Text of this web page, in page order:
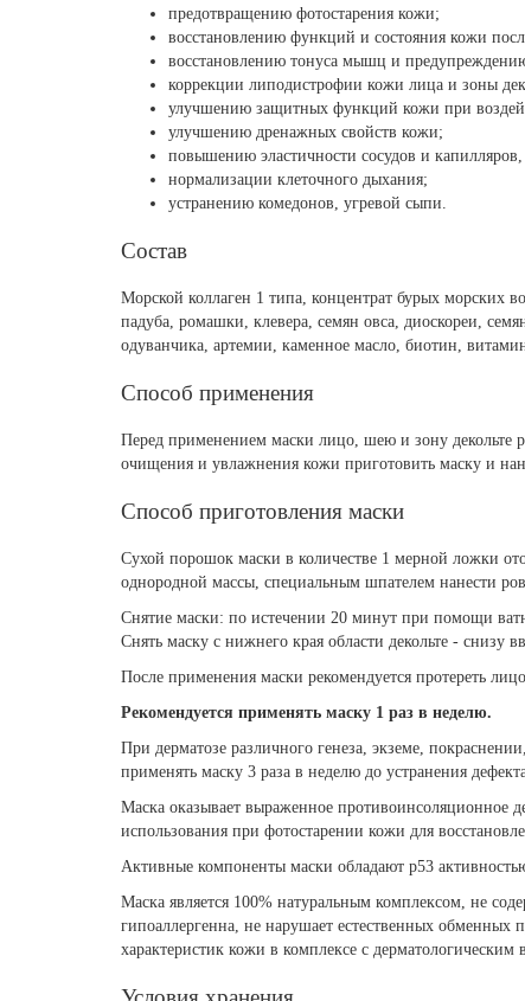
предотвращению фотостарения кожи;
восстановлению функций и состояния кожи
восстановлению тонуса мышц и
коррекции липодистрофии кожи лица и зоны
улучшению защитных функций кожи при
улучшению дренажных свойств кожи;
повышению эластичности сосудов и
нормализации клеточного дыхания;
устранению комедонов, угревой сыпи.
Состав
Морской коллаген 1 типа, концентрат бурых морских
падуба, ромашки, клевера, семян овса, диоскореи,
одуванчика, артемии, каменное масло, биотин,
Способ применения
Перед применением маски лицо, шею и зону декольте
очищения и увлажнения кожи приготовить маску и
Способ приготовления маски
Сухой порошок маски в количестве 1 мерной ложки
однородной массы, специальным шпателем нанести
Снятие маски: по истечении 20 минут при помощи
Снять маску с нижнего края области декольте - снизу
После применения маски рекомендуется протереть
Рекомендуется применять маску 1 раз в неделю.
При дерматозе различного генеза, экземе,
применять маску 3 раза в неделю до устранения
Маска оказывает выраженное противоинсоляционное
использования при фотостарении кожи для
Активные компоненты маски обладают р53
Маска является 100% натуральным комплексом, не
гипоаллергенна, не нарушает естественных обменных
характеристик кожи в комплексе с